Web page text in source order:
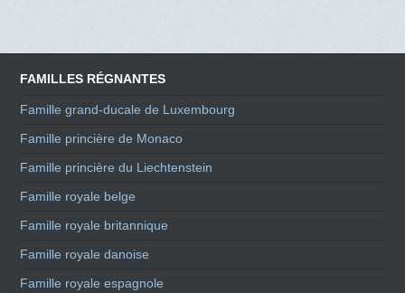
FAMILLES RÉGNANTES
Famille grand-ducale de Luxembourg
Famille princière de Monaco
Famille princière du Liechtenstein
Famille royale belge
Famille royale britannique
Famille royale danoise
Famille royale espagnole